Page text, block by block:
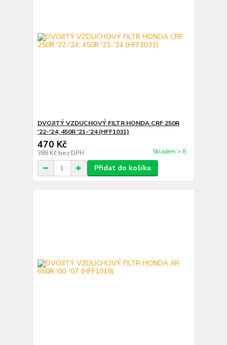
DVOJITÝ VZDUCHOVÝ FILTR HONDA CRF 250R
'22-'24; 450R '21-'24 (HFF1031)
470 Kč
388 Kč bez DPH Skladem > 8
Přidat do košíku